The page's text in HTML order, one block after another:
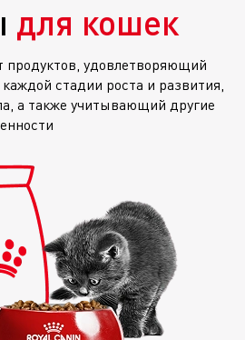
для кошек
удовлетворяющий
стадии роста и развития,
а также учитывающий другие